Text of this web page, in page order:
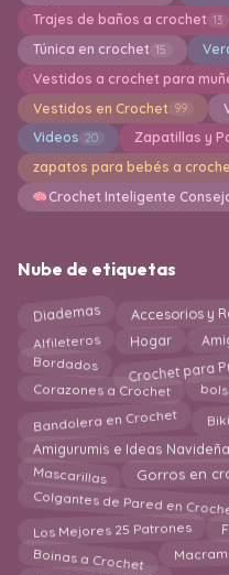
Trajes de baños a crochet 13
Túnica en crochet 15
Vestidos a crochet para
Vestidos en Crochet 99
Videos 20 Zapatillas y
zapatos para bebés a
Crochet Inteligente
Nube de etiquetas
Diademas Accesorios y
Alfileteros Hogar
Bordados Crochet para
Corazones a Crochet
Bandolera en Crochet
Amigurumis e Ideas
Mascarillas Gorros en
Colgantes de Pared en
Los Mejores 25 Patrones
Boinas a Crochet